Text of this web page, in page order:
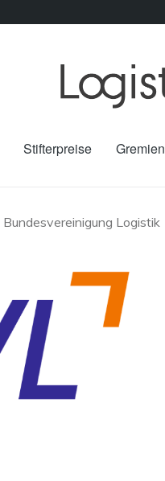
Stifterpreise Gremien
Bundesvereinigung Logistik